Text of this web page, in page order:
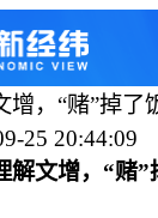
，“赌”掉了
25 20:44:09
文增，“赌”